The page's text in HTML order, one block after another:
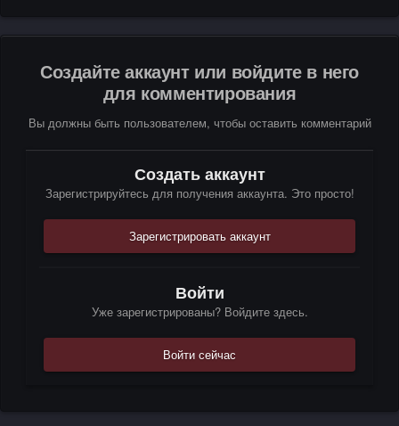
Создайте аккаунт или войдите в него
для комментирования
Вы должны быть пользователем, чтобы оставить комментарий
Создать аккаунт
Зарегистрируйтесь для получения аккаунта. Это просто!
Зарегистрировать аккаунт
Войти
Уже зарегистрированы? Войдите здесь.
Войти сейчас